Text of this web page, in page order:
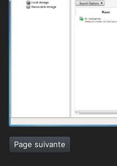
Page suivante